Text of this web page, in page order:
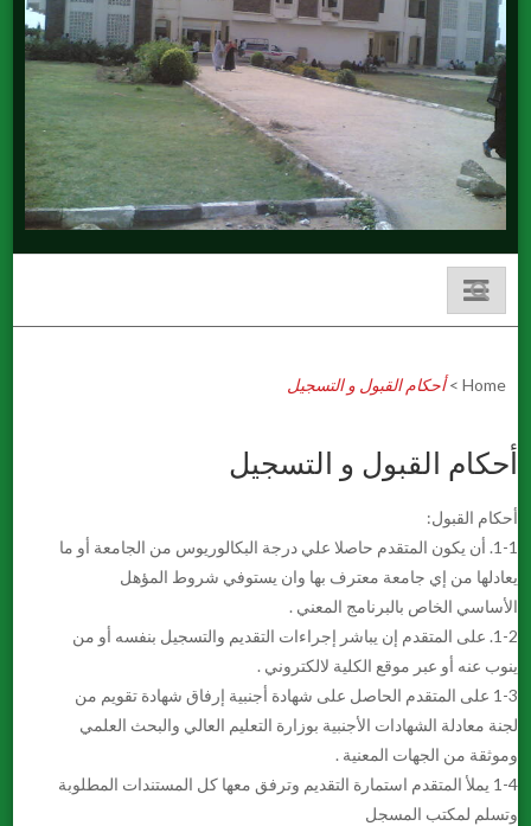
Home
>أحكام القبول و التسجيل
أحكام القبول و التسجيل
أحكام القبول:
1-1. أن يكون المتقدم حاصلا علي درجة البكالوريوس من الجامعة أو ما
يعادلها من إي جامعة معترف بها وان يستوفي شروط المؤهل
الأساسي الخاص بالبرنامج المعني .
1-2. على المتقدم إن يباشر إجراءات التقديم والتسجيل بنفسه أو من
ينوب عنه أو عبر موقع الكلية لالكتروني .
1-3 على المتقدم الحاصل على شهادة أجنبية إرفاق شهادة تقويم من
لجنة معادلة الشهادات الأجنبية بوزارة التعليم العالي والبحث العلمي
وموثقة من الجهات المعنية .
1-4 يملأ المتقدم استمارة التقديم وترفق معها كل المستندات المطلوبة
وتسلم لمكتب المسجل